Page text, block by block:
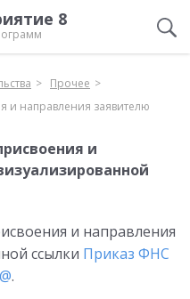
8
Прочее
и направления заявителю
и
и направления
ссылки Приказ ФНС
.